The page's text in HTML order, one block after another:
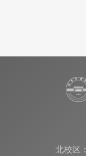
北校区